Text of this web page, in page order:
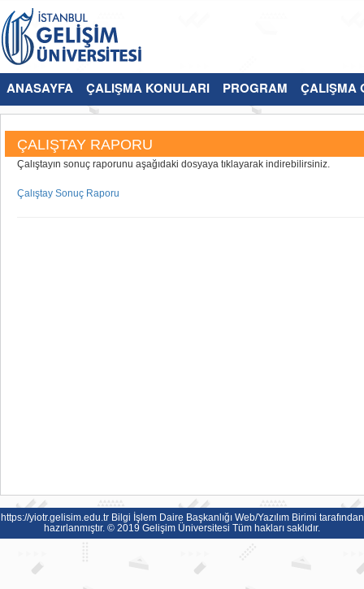
ANASAYFA ÇALIŞMA KONULARI PROGRAM ÇALIŞMA
ÇALIŞTAY RAPORU
Çalıştayın sonuç raporunu aşağıdaki dosyaya tıklayarak indirebilirsiniz.
Çalıştay Sonuç Raporu
https://yiotr.gelisim.edu.trBilgi İşlem Daire Başkanlığı Web/Yazılım Birimi tarafından
hazırlanmıştır. © 2019 Gelişim Üniversitesi Tüm hakları saklıdır.